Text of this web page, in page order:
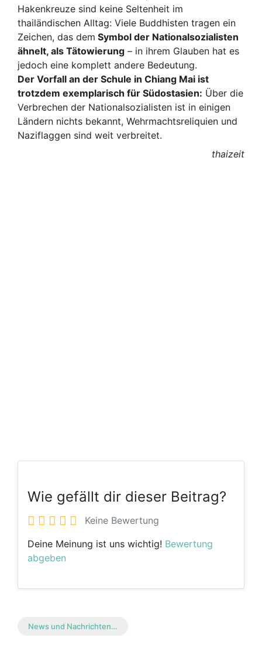
Hakenkreuze sind keine Seltenheit im
thailändischen Alltag: Viele Buddhisten tragen ein
Zeichen, das dem Symbol der Nationalsozialisten
ähnelt, als Tätowierung – in ihrem Glauben hat es
jedoch eine komplett andere Bedeutung.
Der Vorfall an der Schule in Chiang Mai ist
trotzdem exemplarisch für Südostasien: Über die
Verbrechen der Nationalsozialisten ist in einigen
Ländern nichts bekannt, Wehrmachtsreliquien und
Naziflaggen sind weit verbreitet.
thaizeit
Wie gefällt dir dieser Beitrag?
Keine Bewertung
Deine Meinung ist uns wichtig! Bewertung
abgeben
News und Nachrichten…